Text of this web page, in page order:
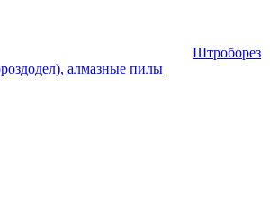
Штроборез
алмазные пилы